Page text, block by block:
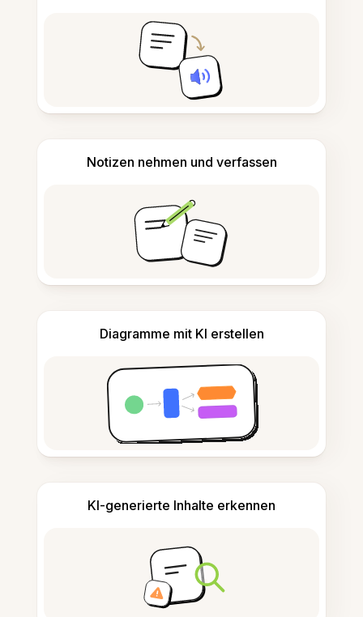
Notizen nehmen und verfassen
Diagramme mit KI erstellen
KI-generierte Inhalte erkennen